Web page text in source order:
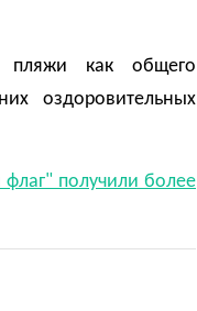
пляжи как общего
оздоровительных
получили более